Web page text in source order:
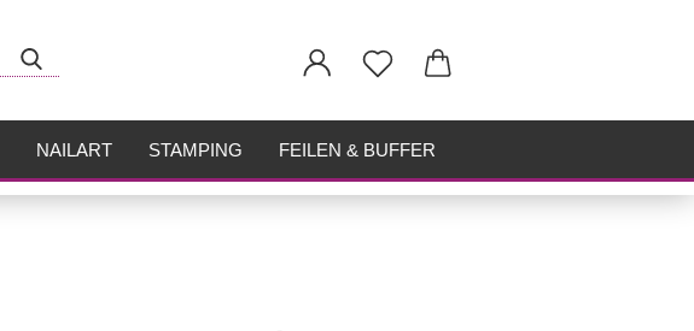
NAILART STAMPING FEILEN & BUFFER